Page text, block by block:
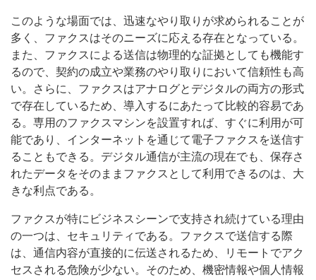
このような場面では、迅速なやり取りが求められることが
多く、ファクスはそのニーズに応える存在となっている。
また、ファクスによる送信は物理的な証拠としても機能す
るので、契約の成立や業務のやり取りにおいて信頼性も高
い。さらに、ファクスはアナログとデジタルの両方の形式
で存在しているため、導入するにあたって比較的容易であ
る。専用のファクスマシンを設置すれば、すぐに利用が可
能であり、インターネットを通じて電子ファクスを送信す
ることもできる。デジタル通信が主流の現在でも、保存さ
れたデータをそのままファクスとして利用できるのは、大
きな利点である。
ファクスが特にビジネスシーンで支持され続けている理由
の一つは、セキュリティである。ファクスで送信する際
は、通信内容が直接的に伝送されるため、リモートでアク
セスされる危険が少ない。そのため、機密情報や個人情報